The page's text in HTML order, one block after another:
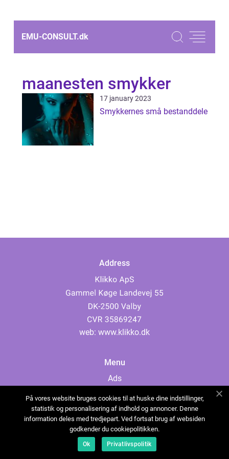
EMU-CONSULT.dk
maanesten smykker
17 january 2023
Smykkernes små bestanddele
Address
web: www.klikko.dk
Menu
Ads
Cookies
Contact
Sitemap
På vores website bruges cookies til at huske dine indstillinger,
statistik og personalisering af indhold og annoncer. Denne
information deles med tredjepart. Ved fortsat brug af websiden
godkender du cookiepolitikken.
Ok Privatlivspolitik